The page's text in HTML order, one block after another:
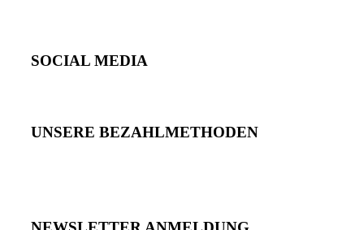
SOCIAL MEDIA
UNSERE BEZAHLMETHODEN